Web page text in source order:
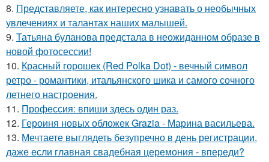
8. Представляете, как интересно узнавать о необычных
увлечениях и талантах наших малышей.
9. Татьяна буланова предстала в неожиданном образе в
новой фотосессии!
10. Красный горошек (Red Polka Dot) - вечный символ
ретро - романтики, итальянского шика и самого сочного
летнего настроения.
11. Профессия: впиши здесь один раз.
12. Героиня новых обложек Grazia - Марина васильева.
13. Мечтаете выглядеть безупречно в день регистрации,
даже если главная свадебная церемония - впереди?